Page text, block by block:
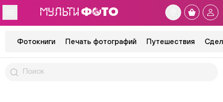
Фотокниги Печать фотографий Путешествия